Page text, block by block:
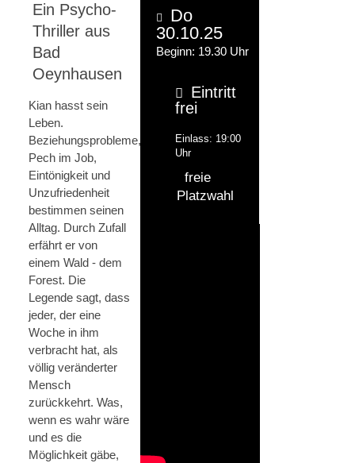
Ein Psycho-
Thriller aus
Bad
Oeynhausen
Kian hasst sein
Leben.
Beziehungsprobleme,
Pech im Job,
Eintönigkeit und
Unzufriedenheit
bestimmen seinen
Alltag. Durch Zufall
erfährt er von
einem Wald - dem
Forest. Die
Legende sagt, dass
jeder, der eine
Woche in ihm
verbracht hat, als
völlig veränderter
Mensch
zurückkehrt. Was,
wenn es wahr wäre
und es die
Möglichkeit gäbe,
Do
30.10.25
Beginn: 19.30 Uhr
Eintritt
frei
Einlass: 19:00
Uhr
freie
Platzwahl